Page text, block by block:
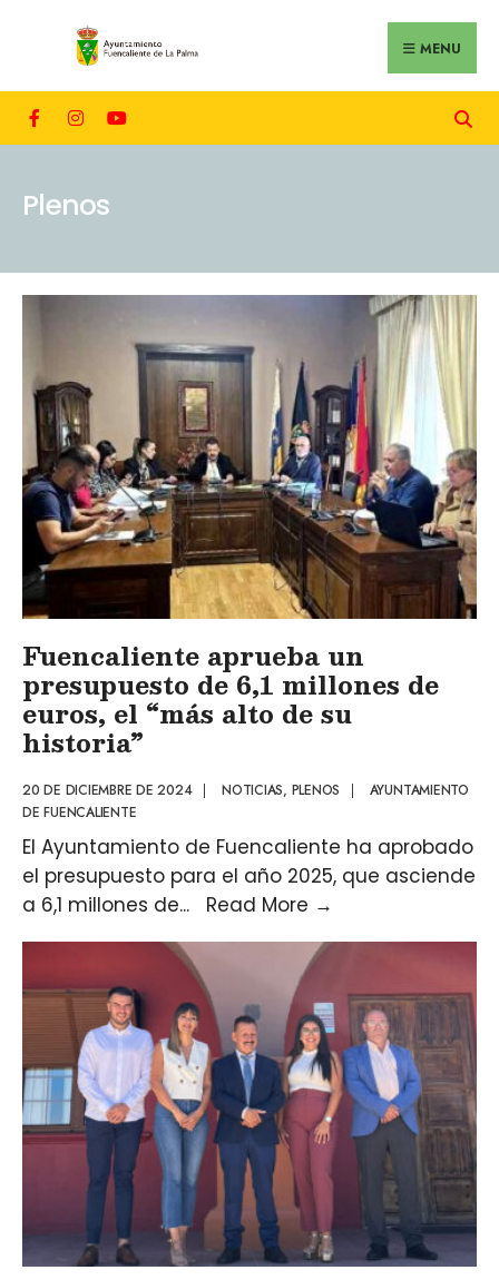
MENU
Plenos
Fuencaliente aprueba un
presupuesto de 6,1 millones de
euros, el “más alto de su
historia”
20 DE DICIEMBRE DE 2024 NOTICIAS, PLENOS
AYUNTAMIENTO
DE FUENCALIENTE
El Ayuntamiento de Fuencaliente ha aprobado
el presupuesto para el año 2025, que asciende
a 6,1 millones de... Read More →